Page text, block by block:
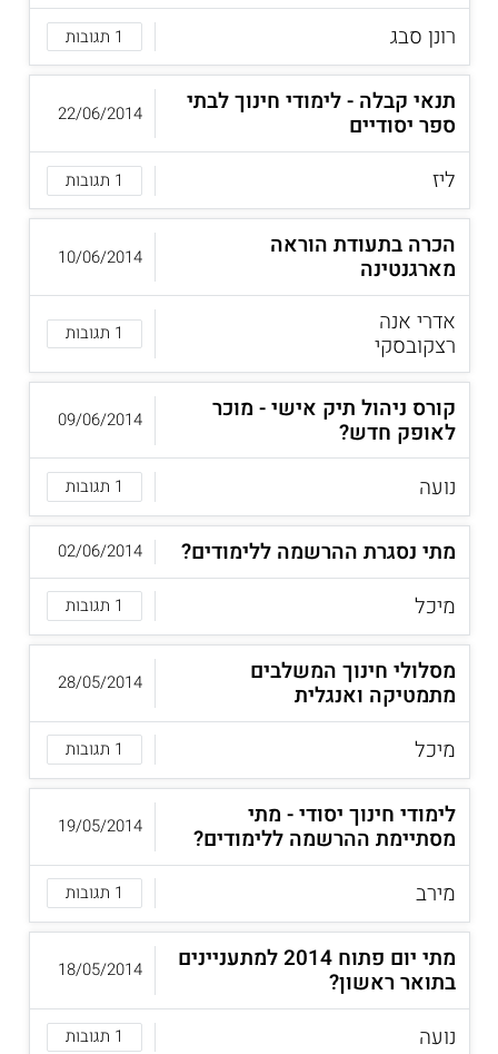
רונן סבג
1 תגובות
תנאי קבלה - לימודי חינוך לבתי
ספר יסודיים
ליז
1 תגובות
22/06/2014
הכרה בתעודת הוראה
מארגנטינה
אדרי אנה
רצקובסקי 1 תגובות
10/06/2014
קורס ניהול תיק אישי - מוכר
לאופק חדש?
נועה
1 תגובות
09/06/2014
מתי נסגרת ההרשמה ללימודים?
מיכל
1 תגובות
02/06/2014
מסלולי חינוך המשלבים
מתמטיקה ואנגלית
מיכל
1 תגובות
28/05/2014
לימודי חינוך יסודי - מתי
מסתיימת ההרשמה ללימודים?
מירב
1 תגובות
19/05/2014
מתי יום פתוח 2014 למתעניינים
בתואר ראשון?
נועה
1 תגובות
18/05/2014